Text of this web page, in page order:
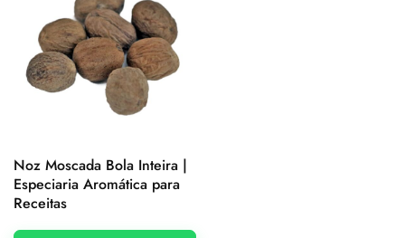
Noz Moscada Bola Inteira |
Especiaria Aromática para
Receitas